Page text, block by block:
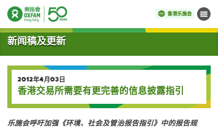
香港乐施会 菜单
开始主要内容
新闻稿及更新
2012年4月03日
香港交易所需要有更完善的信息披露指引
乐施会呼吁加强《环境、社会及管治报告指引》中的报告规